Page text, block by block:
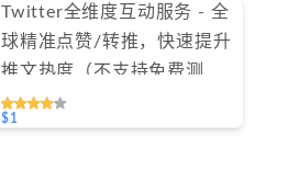
Twitter全维度互动服务 - 全
球精准点赞/转推，快速提升
推文热度（不支持免费测
试）
$1